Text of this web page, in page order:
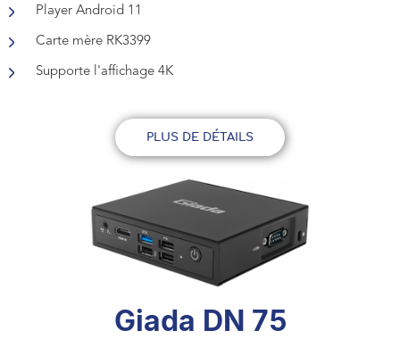
Player Android 11
Carte mère RK3399
Supporte l'affichage 4K
PLUS DE DÉTAILS
Giada DN 75